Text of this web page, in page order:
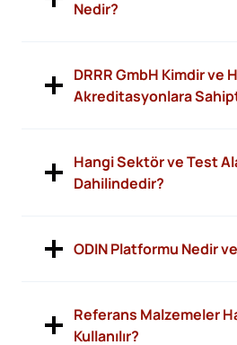
Nedir?
DRRR GmbH Kimdir ve
Akreditasyonlara
Hangi Sektör ve Test
Dahilindedir?
ODIN Platformu Nedir ve
Referans Malzemeler
Kullanılır?